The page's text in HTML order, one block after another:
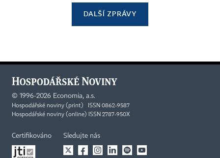
DALŠÍ ZPRÁVY
© 1996-2026 Economia, a.s.
Hospodářské noviny (print) ISSN 0862-9587
Hospodářské noviny (online) ISSN 2787-950X
Certifikováno Sledujte nás